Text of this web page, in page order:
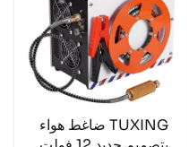
ضاغط هواء TUXING